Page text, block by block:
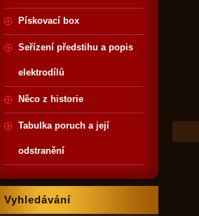
Pískovací box
Seřízení předstihu a popis
elektrodílů
Něco z historie
Tabulka poruch a její
odstranění
Vyhledávání